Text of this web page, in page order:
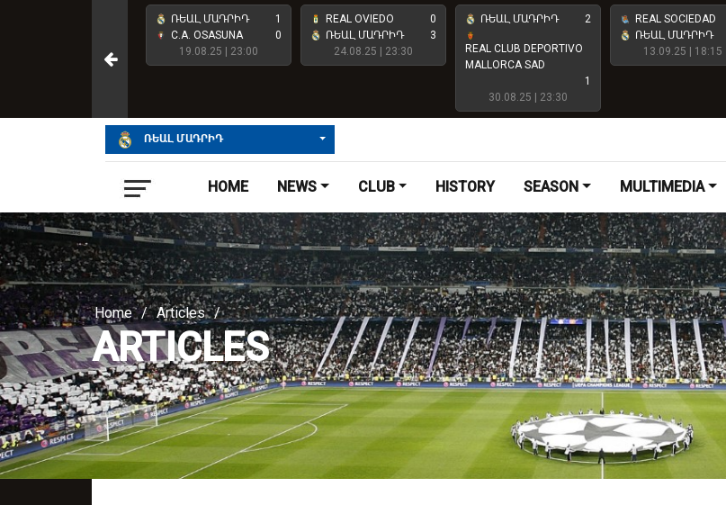
ՌԵԱԼ ՄԱԴՐԻԴ
1
C.A. OSASUNA
0
19.08.25 | 23:00
REAL OVIEDO
0
ՌԵԱԼ ՄԱԴՐԻԴ
3
24.08.25 | 23:30
ՌԵԱԼ ՄԱԴՐԻԴ 2
REAL CLUB DEPORTIVO
MALLORCA SAD
1
30.08.25 | 23:30
REAL SOCIEDAD
ՌԵԱԼ ՄԱԴՐԻԴ
13.09.25 | 18:15
ՌԵԱԼ ՄԱԴՐԻԴ
HOME NEWS CLUB HISTORY SEASON MULTIMEDIA
Home / Articles /
ARTICLES